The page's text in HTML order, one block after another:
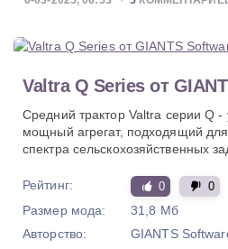
Valtra Q Series от
Средний трактор Valtra серии Q -
мощный агрегат, подходящий
спектра сельскохозяйственных
Рейтинг: 0 0
Размер мода:
31,8 Мб
Авторство:
GIANTS